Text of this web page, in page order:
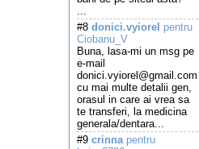
...
#8 donici.vyiorel pentru
Ciobanu_V
Buna, lasa-mi un msg pe
e-mail
donici.vyiorel@gmail.com
cu mai multe detalii gen,
orasul in care ai vrea sa
te transferi, la medicina
generala/dentara...
#9 crinnapentru